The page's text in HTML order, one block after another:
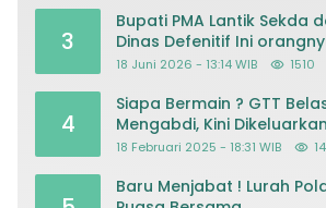
3
Bupati PMA Lantik Sekda
Dinas Defenitif Ini
18 Juni 2026 - 13:14 WIB 1510
4
Siapa Bermain ? GTT
Mengabdi, Kini
Dapodik
18 Februari 2025 - 18:31 WIB
Baru Menjabat ! Lurah